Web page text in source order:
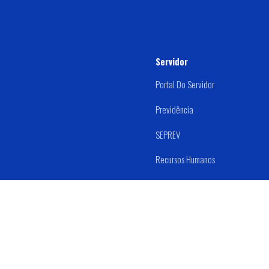
Servidor
Portal Do Servidor
Previdência
SEPREV
Recursos Humanos
Estágio